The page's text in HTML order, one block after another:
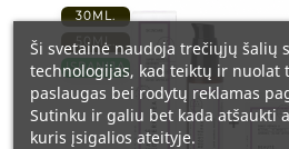
30ML.
50ML.
ISPANIJA
Ši svetainė naudoja trečiųjų šalių
technologijas, kad teiktų ir nuolat
paslaugas bei rodytų reklamas
Sutinku ir galiu bet kada atšaukti
kuris įsigalios ateityje.